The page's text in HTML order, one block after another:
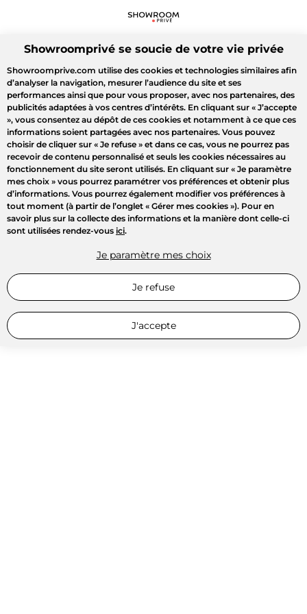
Showroomprivé se soucie de votre vie privée
Showroomprive.com utilise des cookies et technologies similaires afin
d’analyser la navigation, mesurer l’audience du site et ses
performances ainsi que pour vous proposer, avec nos partenaires, des
publicités adaptées à vos centres d’intérêts. En cliquant sur « J’accepte
», vous consentez au dépôt de ces cookies et notamment à ce que ces
informations soient partagées avec nos partenaires. Vous pouvez
choisir de cliquer sur « Je refuse » et dans ce cas, vous ne pourrez pas
recevoir de contenu personnalisé et seuls les cookies nécessaires au
fonctionnement du site seront utilisés. En cliquant sur « Je paramètre
mes choix » vous pourrez paramétrer vos préférences et obtenir plus
d’informations. Vous pourrez également modifier vos préférences à
tout moment (à partir de l’onglet « Gérer mes cookies »). Pour en
savoir plus sur la collecte des informations et la manière dont celle-ci
sont utilisées rendez-vous ici.
Je paramètre mes choix
Je refuse
J'accepte